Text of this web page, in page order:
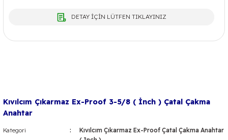
DETAY İÇİN LÜTFEN TIKLAYINIZ
Kıvılcım Çıkarmaz Ex-Proof 3-5/8 ( İnch ) Çatal Çakma
Anahtar
Kategori
Kıvılcım Çıkarmaz Ex-Proof Çatal Çakma Anahtar